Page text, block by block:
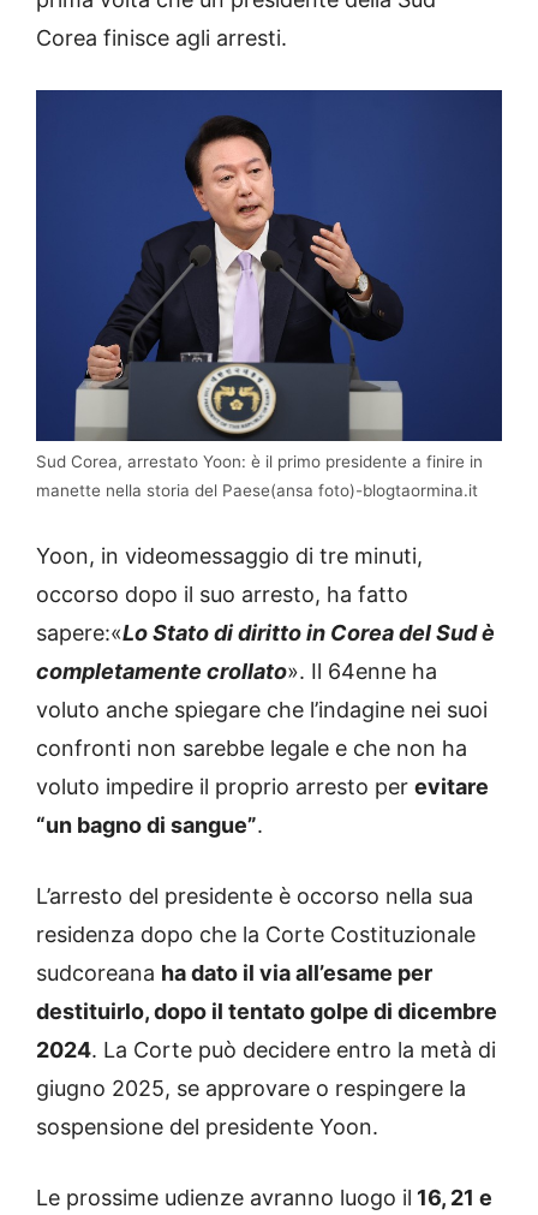
Corea finisce agli arresti.
Sud Corea, arrestato Yoon: è il primo presidente a finire in
manette nella storia del Paese(ansa foto)-blogtaormina.it
Yoon, in videomessaggio di tre minuti,
occorso dopo il suo arresto, ha fatto
sapere:«Lo Stato di diritto in Corea del Sud è
completamente crollato». Il 64enne ha
voluto anche spiegare che l’indagine nei suoi
confronti non sarebbe legale e che non ha
voluto impedire il proprio arresto per evitare
“un bagno di sangue”.
L’arresto del presidente è occorso nella sua
residenza dopo che la Corte Costituzionale
sudcoreana ha dato il via all’esame per
destituirlo, dopo il tentato golpe di dicembre
2024. La Corte può decidere entro la metà di
giugno 2025, se approvare o respingere la
sospensione del presidente Yoon.
Le prossime udienze avranno luogo il 16, 21 e